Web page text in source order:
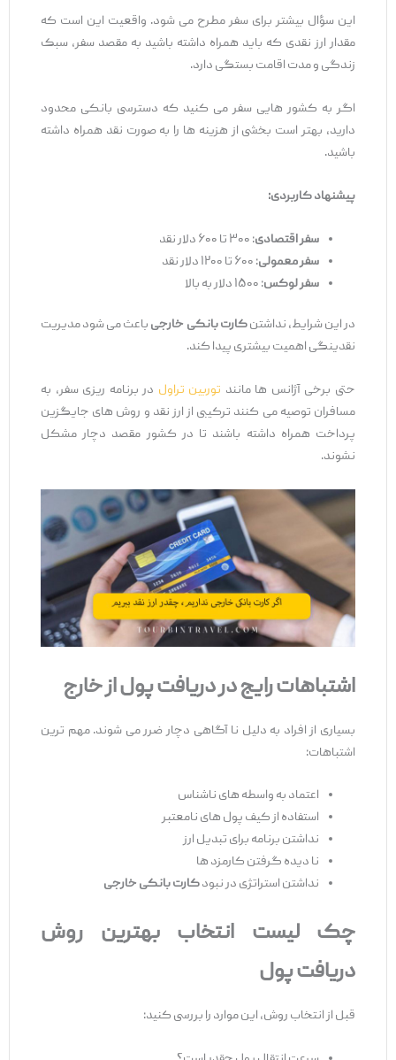
این سؤال بیشتر برای سفر مطرح می‌ شود. واقعیت این است که
مقدار ارز نقدی که باید همراه داشته باشید به مقصد سفر، سبک
زندگی و مدت اقامت بستگی دارد.
اگر به کشور هایی سفر می ‌کنید که دسترسی بانکی محدود
دارید، بهتر است بخشی از هزینه ‌ها را به‌ صورت نقد همراه داشته
باشید.
پیشنهاد کاربردی:
سفر اقتصادی: ۳۰۰ تا ۶۰۰ دلار نقد
سفر معمولی: ۶۰۰ تا ۱۲۰۰ دلار نقد
سفر لوکس: ۱۵۰۰ دلار به بالا
در این شرایط، نداشتنکارت بانکی خارجیباعث می‌ شود مدیریت
نقدینگی اهمیت بیشتری پیدا کند.
حتی برخی آژانس‌ ها مانندتوربین تراولدر برنامه ‌ریزی سفر، به
مسافران توصیه می‌ کنند ترکیبی از ارز نقد و روش ‌های جایگزین
پرداخت همراه داشته باشند تا در کشور مقصد دچار مشکل
نشوند.
اشتباهات رایج در دریافت پول از خارج
بسیاری از افراد به دلیل نا آگاهی دچار ضرر می ‌شوند. مهم ‌ترین
اشتباهات:
اعتماد به واسطه ‌های ناشناس
استفاده از کیف پول ‌های نامعتبر
نداشتن برنامه برای تبدیل ارز
نا دیده گرفتن کارمزد ها
نداشتن استراتژی در نبودکارت بانکی خارجی
چک ‌لیست انتخاب بهترین روش
دریافت پول
قبل از انتخاب روش، این موارد را بررسی کنید: